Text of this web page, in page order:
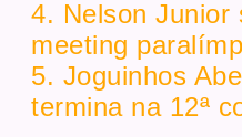
4. Nelson Junior
meeting
5. Joguinhos
termina na 12ª